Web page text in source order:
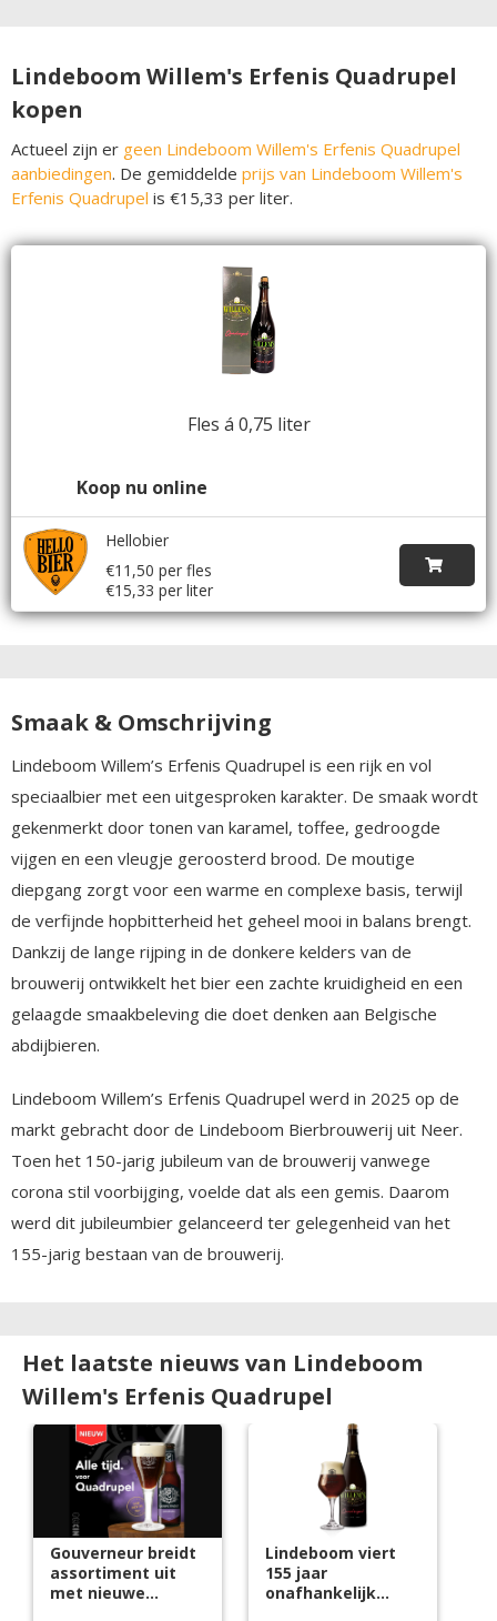
Lindeboom Willem's Erfenis Quadrupel
kopen
Actueel zijn er geen Lindeboom Willem's Erfenis Quadrupel
aanbiedingen. De gemiddelde prijs van Lindeboom Willem's
Erfenis Quadrupel is €15,33 per liter.
Fles á 0,75 liter
Koop nu online
Hellobier
€11,50 per fles
€15,33 per liter
Smaak & Omschrijving
Lindeboom Willem’s Erfenis Quadrupel is een rijk en vol
speciaalbier met een uitgesproken karakter. De smaak wordt
gekenmerkt door tonen van karamel, toffee, gedroogde
vijgen en een vleugje geroosterd brood. De moutige
diepgang zorgt voor een warme en complexe basis, terwijl
de verfijnde hopbitterheid het geheel mooi in balans brengt.
Dankzij de lange rijping in de donkere kelders van de
brouwerij ontwikkelt het bier een zachte kruidigheid en een
gelaagde smaakbeleving die doet denken aan Belgische
abdijbieren.
Lindeboom Willem’s Erfenis Quadrupel werd in 2025 op de
markt gebracht door de Lindeboom Bierbrouwerij uit Neer.
Toen het 150-jarig jubileum van de brouwerij vanwege
corona stil voorbijging, voelde dat als een gemis. Daarom
werd dit jubileumbier gelanceerd ter gelegenheid van het
155-jarig bestaan van de brouwerij.
Het laatste nieuws van Lindeboom
Willem's Erfenis Quadrupel
Gouverneur breidt
assortiment uit
met nieuwe
Lindeboom viert
155 jaar
onafhankelijk